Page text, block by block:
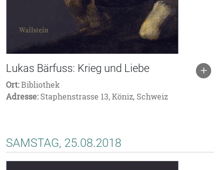
Lukas Bärfuss: Krieg und Liebe
Ort:Bibliothek
Adresse:Staphenstrasse 13, Köniz, Schweiz
SAMSTAG, 25.08.2018